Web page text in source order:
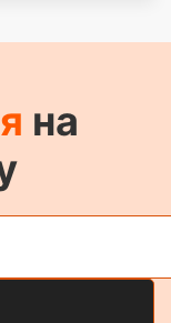
на